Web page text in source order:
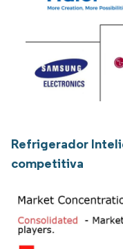
Refrigerador
competitiva